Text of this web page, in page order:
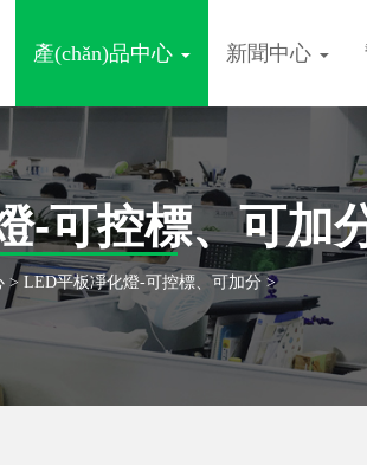
產(chǎn)品中心 新聞中心
可控標、可加
> LED平板凈化燈-可控標、可加分>